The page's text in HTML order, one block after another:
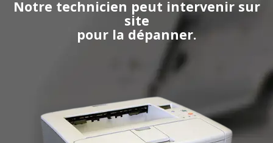
Notre technicien peut intervenir sur
site
pour la dépanner.